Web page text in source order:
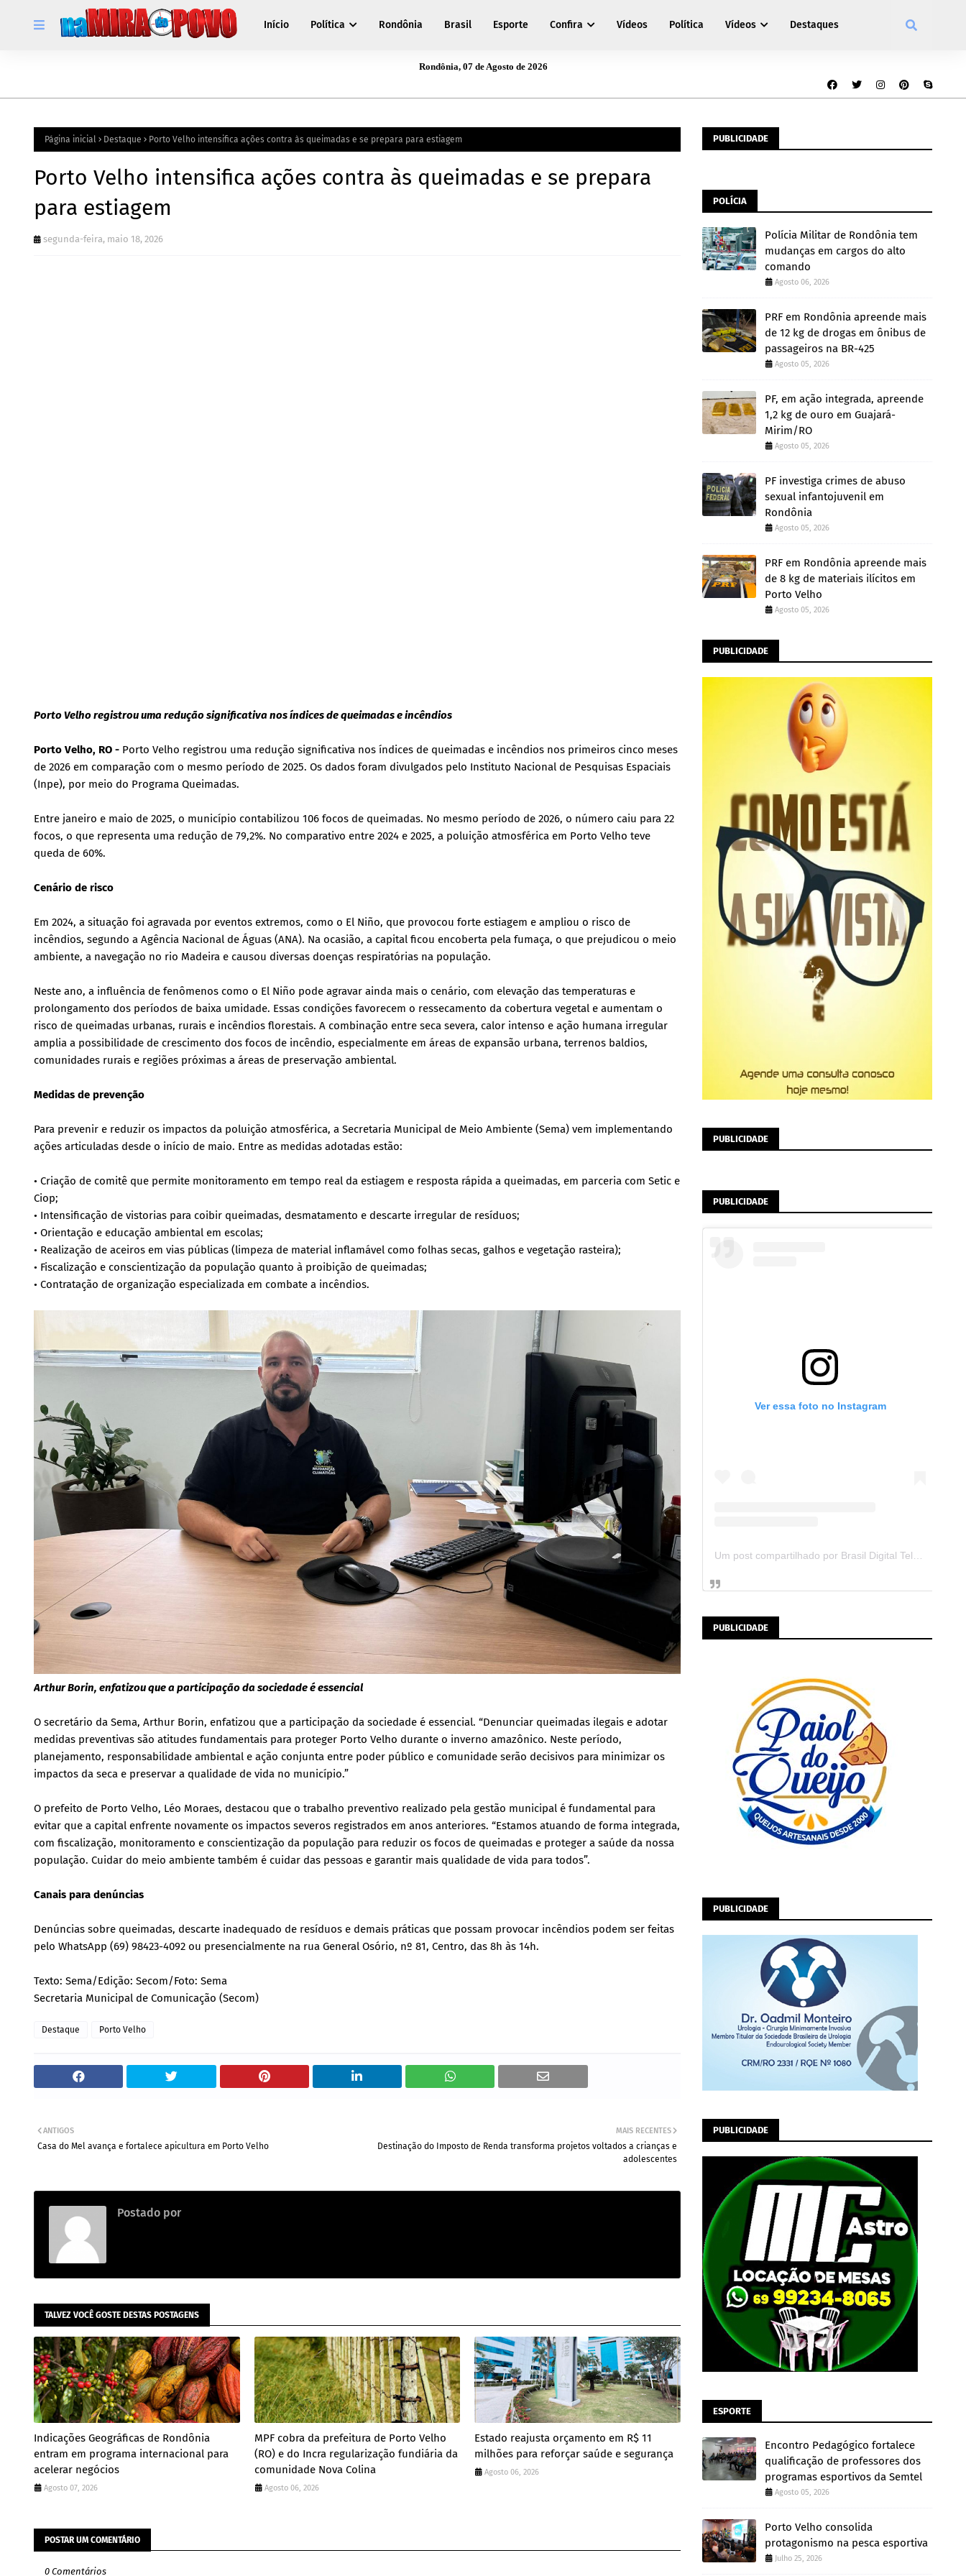
Início Política Rondônia Brasil Esporte Confira Vídeos Política Vídeos Destaques
Rondônia, 07 de Agosto de 2026
Página inicial Destaque Porto Velho intensifica ações contra às queimadas e se prepara para estiagem
Porto Velho intensifica ações contra às queimadas e se prepara
para estiagem
segunda-feira, maio 18, 2026
Porto Velho registrou uma redução significativa nos índices de queimadas e incêndios
Porto Velho, RO - Porto Velho registrou uma redução significativa nos índices de queimadas e incêndios nos primeiros cinco meses
de 2026 em comparação com o mesmo período de 2025. Os dados foram divulgados pelo Instituto Nacional de Pesquisas Espaciais
(Inpe), por meio do Programa Queimadas.
Entre janeiro e maio de 2025, o município contabilizou 106 focos de queimadas. No mesmo período de 2026, o número caiu para 22
focos, o que representa uma redução de 79,2%. No comparativo entre 2024 e 2025, a poluição atmosférica em Porto Velho teve
queda de 60%.
Cenário de risco
Em 2024, a situação foi agravada por eventos extremos, como o El Niño, que provocou forte estiagem e ampliou o risco de
incêndios, segundo a Agência Nacional de Águas (ANA). Na ocasião, a capital ficou encoberta pela fumaça, o que prejudicou o meio
ambiente, a navegação no rio Madeira e causou diversas doenças respiratórias na população.
Neste ano, a influência de fenômenos como o El Niño pode agravar ainda mais o cenário, com elevação das temperaturas e
prolongamento dos períodos de baixa umidade. Essas condições favorecem o ressecamento da cobertura vegetal e aumentam o
risco de queimadas urbanas, rurais e incêndios florestais. A combinação entre seca severa, calor intenso e ação humana irregular
amplia a possibilidade de crescimento dos focos de incêndio, especialmente em áreas de expansão urbana, terrenos baldios,
comunidades rurais e regiões próximas a áreas de preservação ambiental.
Medidas de prevenção
Para prevenir e reduzir os impactos da poluição atmosférica, a Secretaria Municipal de Meio Ambiente (Sema) vem implementando
ações articuladas desde o início de maio. Entre as medidas adotadas estão:
• Criação de comitê que permite monitoramento em tempo real da estiagem e resposta rápida a queimadas, em parceria com Setic e
Ciop;
• Intensificação de vistorias para coibir queimadas, desmatamento e descarte irregular de resíduos;
• Orientação e educação ambiental em escolas;
• Realização de aceiros em vias públicas (limpeza de material inflamável como folhas secas, galhos e vegetação rasteira);
• Fiscalização e conscientização da população quanto à proibição de queimadas;
• Contratação de organização especializada em combate a incêndios.
Arthur Borin, enfatizou que a participação da sociedade é essencial
O secretário da Sema, Arthur Borin, enfatizou que a participação da sociedade é essencial. “Denunciar queimadas ilegais e adotar
medidas preventivas são atitudes fundamentais para proteger Porto Velho durante o inverno amazônico. Neste período,
planejamento, responsabilidade ambiental e ação conjunta entre poder público e comunidade serão decisivos para minimizar os
impactos da seca e preservar a qualidade de vida no município.”
O prefeito de Porto Velho, Léo Moraes, destacou que o trabalho preventivo realizado pela gestão municipal é fundamental para
evitar que a capital enfrente novamente os impactos severos registrados em anos anteriores. “Estamos atuando de forma integrada,
com fiscalização, monitoramento e conscientização da população para reduzir os focos de queimadas e proteger a saúde da nossa
população. Cuidar do meio ambiente também é cuidar das pessoas e garantir mais qualidade de vida para todos”.
Canais para denúncias
Denúncias sobre queimadas, descarte inadequado de resíduos e demais práticas que possam provocar incêndios podem ser feitas
pelo WhatsApp (69) 98423-4092 ou presencialmente na rua General Osório, nº 81, Centro, das 8h às 14h.
Texto: Sema/Edição: Secom/Foto: Sema
Secretaria Municipal de Comunicação (Secom)
Destaque Porto Velho
MAIS RECENTES
Destinação do Imposto de Renda transforma projetos voltados a crianças e
adolescentes
ANTIGOS
Casa do Mel avança e fortalece apicultura em Porto Velho
Postado por
TALVEZ VOCÊ GOSTE DESTAS POSTAGENS
Indicações Geográficas de Rondônia
entram em programa internacional para
acelerar negócios
Agosto 07, 2026
MPF cobra da prefeitura de Porto Velho
(RO) e do Incra regularização fundiária da
comunidade Nova Colina
Agosto 06, 2026
Estado reajusta orçamento em R$ 11
milhões para reforçar saúde e segurança
Agosto 06, 2026
POSTAR UM COMENTÁRIO
0 Comentários
PUBLICIDADE
POLÍCIA
Polícia Militar de Rondônia tem
mudanças em cargos do alto
comando
Agosto 06, 2026
PRF em Rondônia apreende mais
de 12 kg de drogas em ônibus de
passageiros na BR-425
Agosto 05, 2026
PF, em ação integrada, apreende
1,2 kg de ouro em Guajará-
Mirim/RO
Agosto 05, 2026
PF investiga crimes de abuso
sexual infantojuvenil em
Rondônia
Agosto 05, 2026
PRF em Rondônia apreende mais
de 8 kg de materiais ilícitos em
Porto Velho
Agosto 05, 2026
PUBLICIDADE
PUBLICIDADE
PUBLICIDADE
Ver essa foto no Instagram
PUBLICIDADE
PUBLICIDADE
PUBLICIDADE
ESPORTE
Encontro Pedagógico fortalece
qualificação de professores dos
programas esportivos da Semtel
Agosto 05, 2026
Porto Velho consolida
protagonismo na pesca esportiva
Julho 25, 2026